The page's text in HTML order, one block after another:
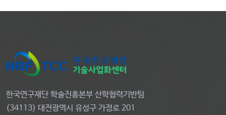
한국연구재단 학술진흥본부 산학협력기반팀
(34113) 대전광역시 유성구 가정로 201